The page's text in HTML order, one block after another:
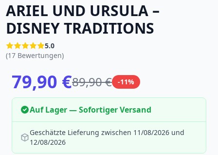
ARIEL UND URSULA –
DISNEY TRADITIONS
5.0
(17 Bewertungen)
79,90 €89,90 € -11%
Auf Lager — Sofortiger Versand
Geschätzte Lieferung zwischen 11/08/2026 und
12/08/2026